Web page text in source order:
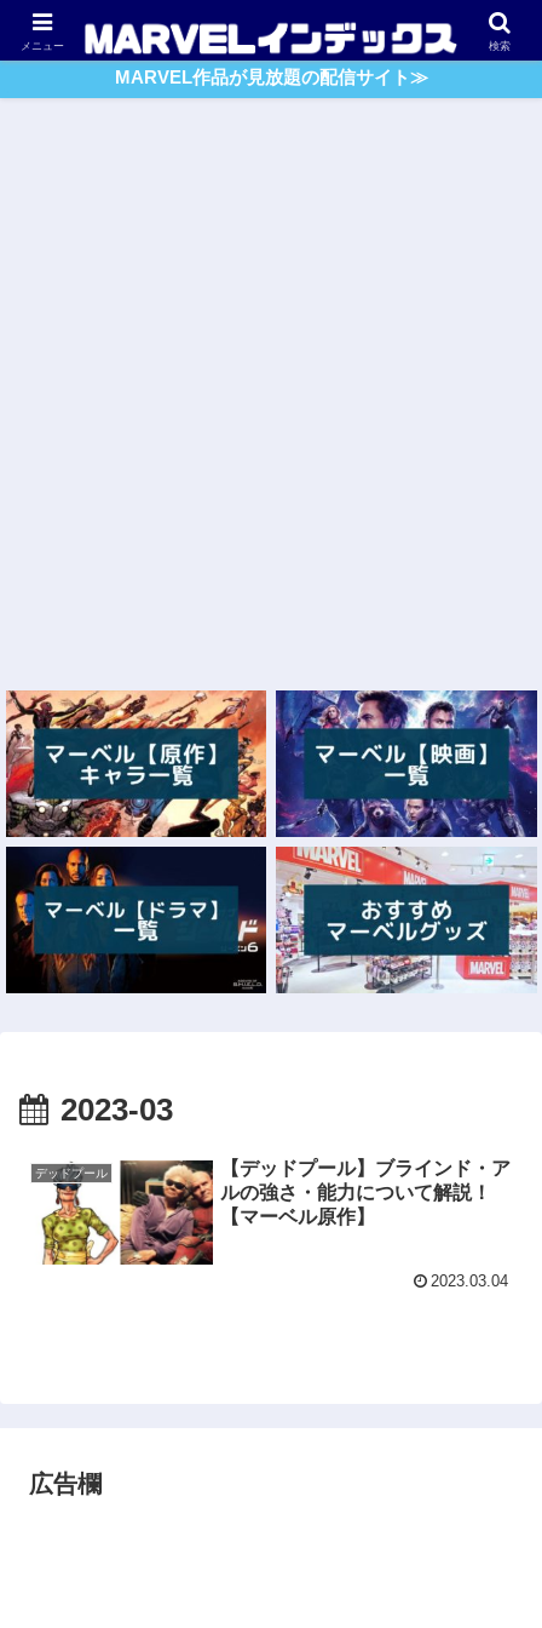
アベンジャーズ スパイダーマン ガーディアンズ・O・G
MARVEL作品が見放題の配信サイト≫
2023-03
デッドプール
【デッドプール】ブラインド・ア
ルの強さ・能力について解説！
【マーベル原作】
2023.03.04
広告欄
メニュー 検索